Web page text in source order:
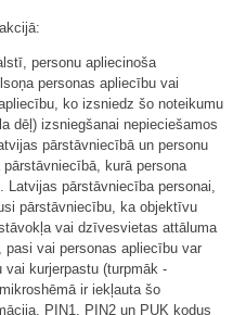
personu apliecinoša
personas apliecību vai
ko izsniedz šo noteikumu
dēļ) izsniegšanai nepieciešamos
pārstāvniecībā un personu
kurā persona
Latvijas pārstāvniecība personai,
pārstāvniecību, ka objektīvu
vai dzīvesvietas attāluma
vai personas apliecību var
kurjerpastu (turpmāk -
ir iekļauta šo
PIN1, PIN2 un PUK kodus